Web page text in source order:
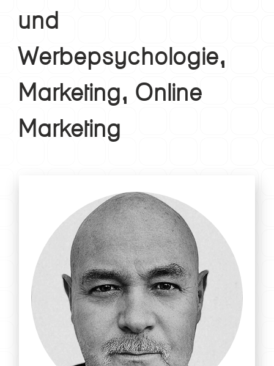
und
Werbepsychologie,
Marketing, Online
Marketing
Professor für Markt- und Werbepsychologie,
Marketing, Online Marketing
E-Mail:
Peter.Fischer@hochschule-
schaffhausen.ch
Lebenslauf